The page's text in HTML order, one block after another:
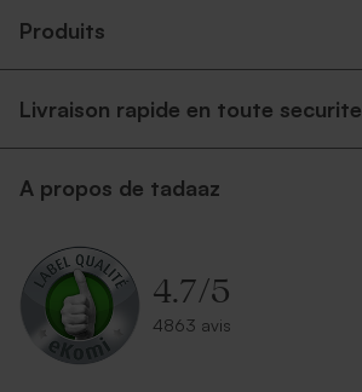
Produits
Livraison rapide en toute securite
A propos de tadaaz
4.7/5
4863 avis